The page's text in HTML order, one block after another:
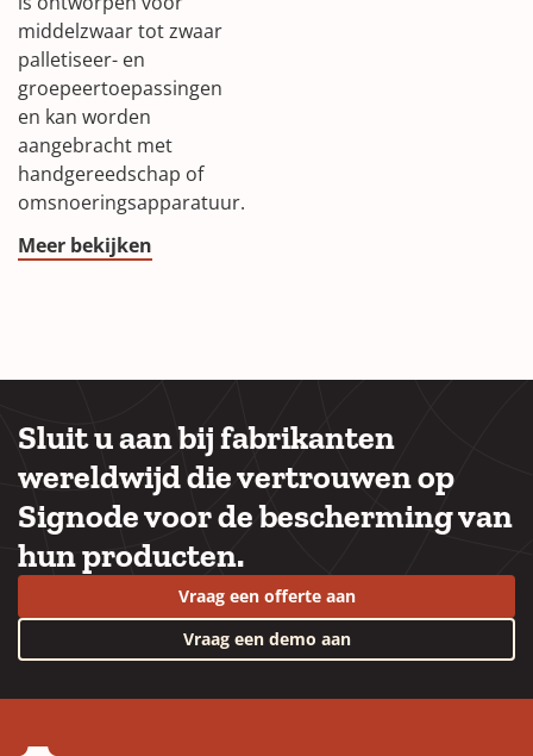
middelzwaar tot zwaar
palletiseer- en
groepeertoepassingen
en kan worden
aangebracht met
handgereedschap of
omsnoeringsapparatuur.
Meer bekijken
Sluit u aan bij fabrikanten
wereldwijd die vertrouwen op
Signode voor de bescherming van
hun producten.
Vraag een offerte aan
Vraag een demo aan